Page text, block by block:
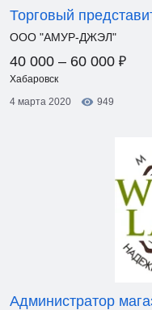
Торговый
ООО "АМУР-ДЖЭЛ"
40 000 – 60 000 ₽
Хабаровск
4 марта 2020
949
Администратор